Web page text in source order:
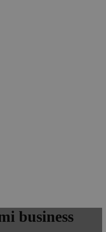
business